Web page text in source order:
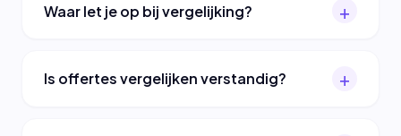
Waar let je op bij vergelijking?
Is offertes vergelijken verstandig?